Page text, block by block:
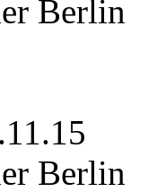
Berlin
Berlin